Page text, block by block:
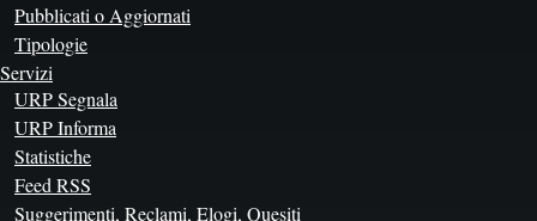
Pubblicati o Aggiornati
Tipologie
Servizi
URP Segnala
URP Informa
Statistiche
Feed RSS
Suggerimenti, Reclami, Elogi, Quesiti